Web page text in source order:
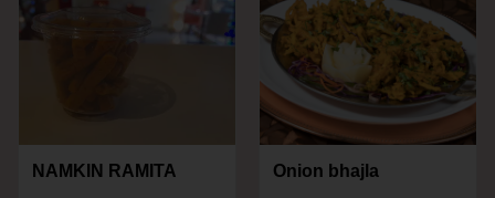
NAMKIN RAMITA Onion bhajla